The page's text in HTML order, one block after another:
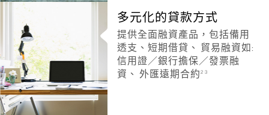
多元化的貸款方式
提供全面融資產品，包括備用
透支、短期借貸、 貿易融資如:
信用證／銀行擔保／發票融
資、 外匯遠期合約2 3